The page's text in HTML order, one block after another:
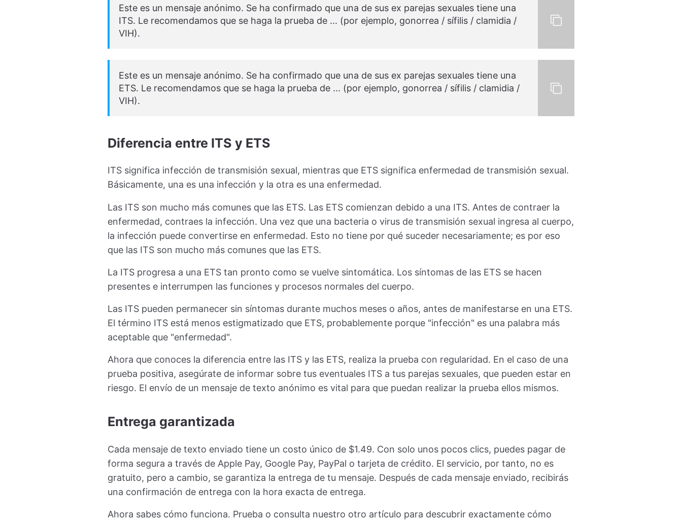
Este es un mensaje anónimo. Se ha confirmado que una de sus ex parejas sexuales tiene una
ITS. Le recomendamos que se haga la prueba de ... (por ejemplo, gonorrea / sífilis / clamidia /
VIH).
Este es un mensaje anónimo. Se ha confirmado que una de sus ex parejas sexuales tiene una
ETS. Le recomendamos que se haga la prueba de ... (por ejemplo, gonorrea / sífilis / clamidia /
VIH).
Diferencia entre ITS y ETS
ITS significa infección de transmisión sexual, mientras que ETS significa enfermedad de transmisión sexual.
Básicamente, una es una infección y la otra es una enfermedad.
Las ITS son mucho más comunes que las ETS. Las ETS comienzan debido a una ITS. Antes de contraer la
enfermedad, contraes la infección. Una vez que una bacteria o virus de transmisión sexual ingresa al cuerpo,
la infección puede convertirse en enfermedad. Esto no tiene por qué suceder necesariamente; es por eso
que las ITS son mucho más comunes que las ETS.
La ITS progresa a una ETS tan pronto como se vuelve sintomática. Los síntomas de las ETS se hacen
presentes e interrumpen las funciones y procesos normales del cuerpo.
Las ITS pueden permanecer sin síntomas durante muchos meses o años, antes de manifestarse en una ETS.
El término ITS está menos estigmatizado que ETS, probablemente porque "infección" es una palabra más
aceptable que "enfermedad".
Ahora que conoces la diferencia entre las ITS y las ETS, realiza la prueba con regularidad. En el caso de una
prueba positiva, asegúrate de informar sobre tus eventuales ITS a tus parejas sexuales, que pueden estar en
riesgo. El envío de un mensaje de texto anónimo es vital para que puedan realizar la prueba ellos mismos.
Entrega garantizada
Cada mensaje de texto enviado tiene un costo único de $1.49. Con solo unos pocos clics, puedes pagar de
forma segura a través de Apple Pay, Google Pay, PayPal o tarjeta de crédito. El servicio, por tanto, no es
gratuito, pero a cambio, se garantiza la entrega de tu mensaje. Después de cada mensaje enviado, recibirás
una confirmación de entrega con la hora exacta de entrega.
Ahora sabes cómo funciona. Prueba o consulta nuestro otro artículo para descubrir exactamente cómo